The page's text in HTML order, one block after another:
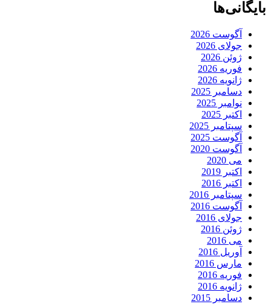
بایگانی‌ها
آگوست 2026
جولای 2026
ژوئن 2026
فوریه 2026
ژانویه 2026
دسامبر 2025
نوامبر 2025
اکتبر 2025
سپتامبر 2025
آگوست 2025
آگوست 2020
می 2020
اکتبر 2019
اکتبر 2016
سپتامبر 2016
آگوست 2016
جولای 2016
ژوئن 2016
می 2016
آوریل 2016
مارس 2016
فوریه 2016
ژانویه 2016
دسامبر 2015